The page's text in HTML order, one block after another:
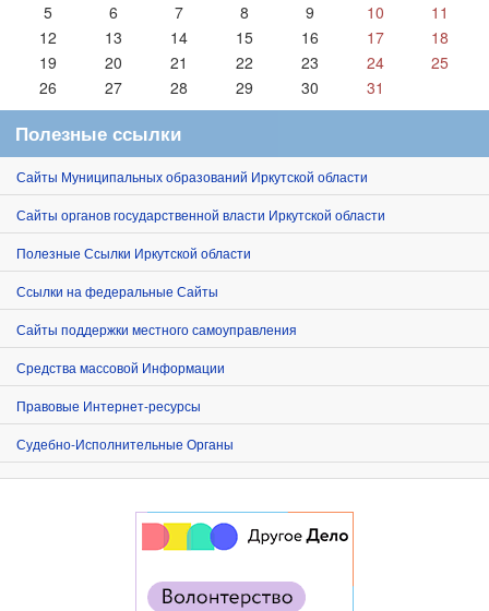
5
6 7 8 9 10
11
12
13 14 15 16 17
18
19
20 21 22 23 24
25
26
27 28 29 30 31
Полезные ссылки
Сайты Муниципальных образований Иркутской области
Сайты органов государственной власти Иркутской области
Полезные Ссылки Иркутской области
Ссылки на федеральные Сайты
Сайты поддержки местного самоуправления
Средства массовой Информации
Правовые Интернет-ресурсы
Судебно-Исполнительные Органы